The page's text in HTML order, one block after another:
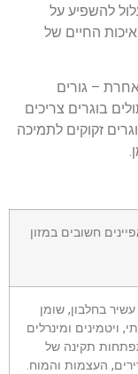
להשפיע על
החיים של
– גורים
בוגרים צריכים
זקוקים לתמיכה
חשובים במזון
עשיר בחלבון, שומן
ויטמינים ומינרלים
תקינה של
העצמות והמוח.